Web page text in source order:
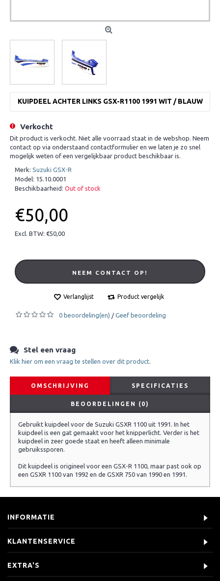
KUIPDEEL ACHTER LINKS GSX-R1100 1991 WIT / BLAUW
Verkocht
Dit product is verkocht. Niet alle voorraad staat in de webshop. Neem
contact op via onderstaand contactformulier en we laten je zo snel
mogelijk weten of een vergelijkbaar product beschikbaar is.
Merk: Suzuki GSX-R
Model: 15.10.0001
Beschikbaarheid: Out of stock
€50,00
Excl. BTW: €50,00
NEEM CONTACT OP!
Verlanglijst Product vergelijk
0 beoordeling(en) / Geef beoordeling
Stel een vraag
Klik hier om een vraag te stellen over dit product.
OMSCHRIJVING SPECIFICATIES
BEOORDELINGEN (0)
Gebruikt kuipdeel voor de Suzuki GSXR 1100 uit 1991. In het
kuipdeel is een gat gemaakt voor het knipperlicht. Verder is het
kuipdeel in zeer goede staat en heeft alleen minimale
gebruikssporen.
Dit kuipdeel is origineel voor een GSX-R 1100, maar past ook op
een GSXR 1100 van 1992 en de GSXR 750 van 1990 en 1991.
INFORMATIE
KLANTENSERVICE
EXTRA'S